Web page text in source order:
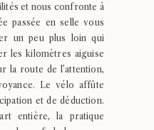
et nous confronte à
passée en selle vous
un peu plus loin qui
les kilomètres aiguise
la route de l’attention,
Le vélo affûte
et de déduction.
entière, la pratique